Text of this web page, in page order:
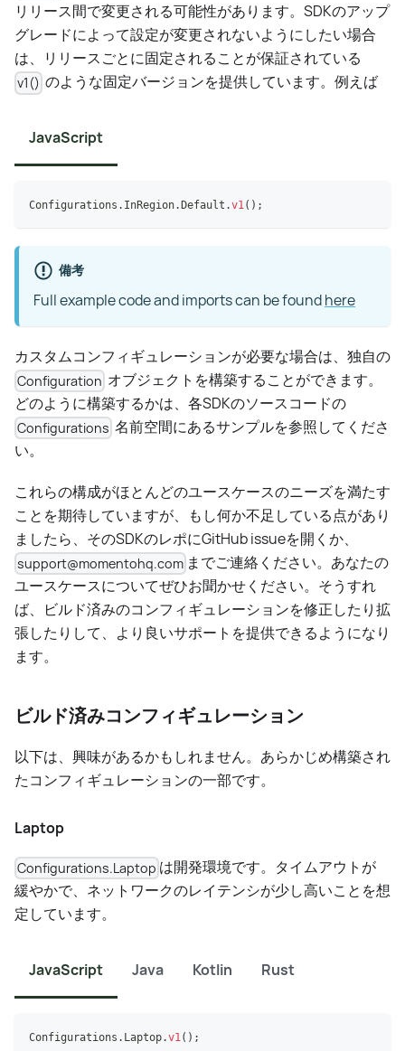
リリース間で変更される可能性があります。SDKのアップ
グレードによって設定が変更されないようにしたい場合
は、リリースごとに固定されることが保証されている
v1() のような固定バージョンを提供しています。例えば
JavaScript
Configurations . InRegion. Default .v1( ) ;
備考
Full example code and imports can be foundhere
カスタムコンフィギュレーションが必要な場合は、独自の
Configuration オブジェクトを構築することができます。
どのように構築するかは、各SDKのソースコードの
Configurations 名前空間にあるサンプルを参照してくださ
い。
これらの構成がほとんどのユースケースのニーズを満たす
ことを期待していますが、もし何か不足している点があり
ましたら、そのSDKのレポにGitHub issueを開くか、
support@momentohq.com までご連絡ください。あなたの
ユースケースについてぜひお聞かせください。そうすれ
ば、ビルド済みのコンフィギュレーションを修正したり拡
張したりして、より良いサポートを提供できるようになり
ます。
ビルド済みコンフィギュレーション
以下は、興味があるかもしれません。あらかじめ構築され
たコンフィギュレーションの一部です。
Laptop
Configurations.Laptop は開発環境です。タイムアウトが
緩やかで、ネットワークのレイテンシが少し高いことを想
定しています。
JavaScript Java Kotlin Rust
Configurations . Laptop.v1( ) ;